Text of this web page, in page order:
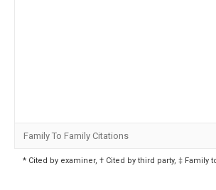
Family To Family Citations
* Cited by examiner, † Cited by third party, ‡ Family